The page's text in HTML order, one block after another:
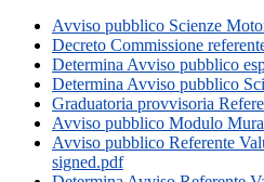
Avviso pubblico Scienze
Decreto Commissione
Determina Avviso pubblico
Determina Avviso pubblico
Graduatoria provvisoria
Avviso pubblico Modulo
Avviso pubblico Referente
signed.pdf